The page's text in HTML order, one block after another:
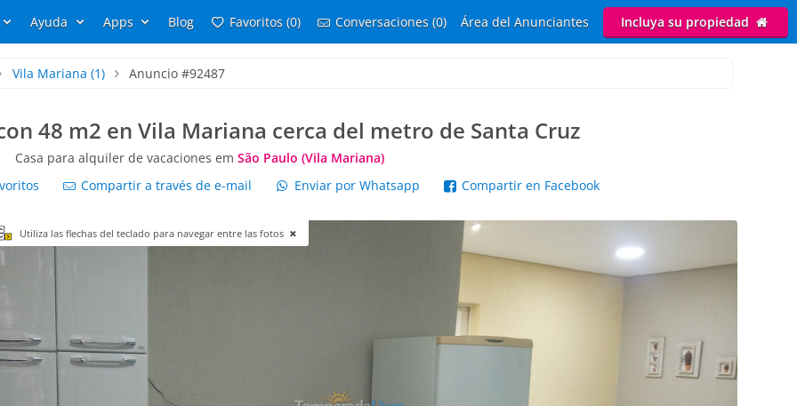
Ayuda Apps Blog Favoritos (0) Conversaciones (0) Área del Anunciantes Incluya su propiedad
Vila Mariana (1) Anuncio #92487
48 m2 en Vila Mariana cerca del metro de Santa Cruz
Casa para alquiler de vacaciones em São Paulo (Vila Mariana)
Compartir a través de e-mail Enviar por Whatsapp Compartir en Facebook
Utiliza las flechas del teclado para navegar entre las fotos